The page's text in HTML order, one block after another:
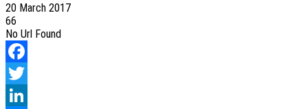
20 March 2017
66
No Url Found
Facebook
Twitter